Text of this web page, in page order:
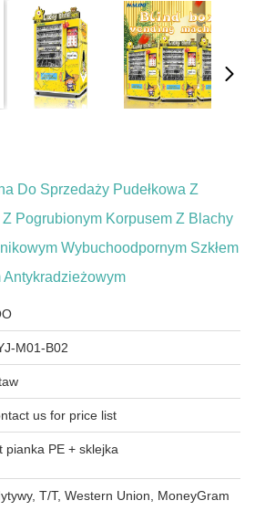
Do Sprzedaży Pudełkowa Z
Pogrubionym Korpusem Z Blachy
Wybuchoodpornym Szkłem
Antykradzieżowym
M01-B02
us for price list
pianka PE + sklejka
T/T, Western Union, MoneyGram